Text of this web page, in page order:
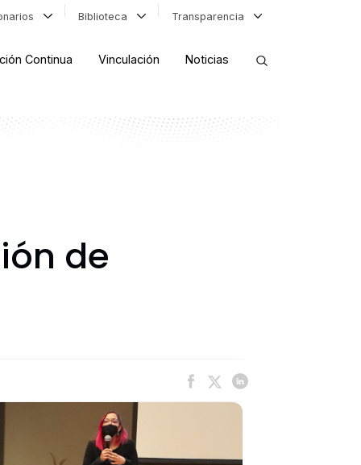
Biblioteca Transparencia
Continua Vinculación Noticias
de